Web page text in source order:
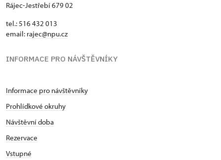
Rájec-Jestřebí 679 02
tel.: 516 432 013
email: rajec@npu.cz
INFORMACE PRO NÁVŠTĚVNÍKY
Informace pro návštěvníky
Prohlídkové okruhy
Návštěvní doba
Rezervace
Vstupné